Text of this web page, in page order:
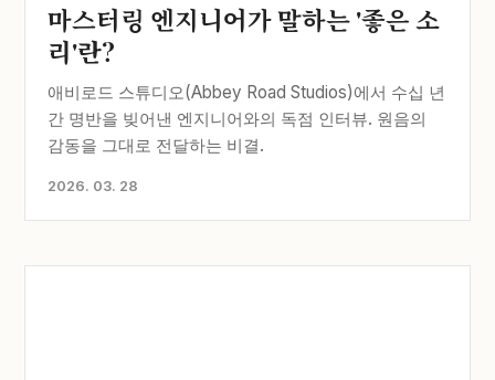
마스터링 엔지니어가 말하는 '좋은 소
리'란?
애비로드 스튜디오(Abbey Road Studios)에서 수십 년
간 명반을 빚어낸 엔지니어와의 독점 인터뷰. 원음의
감동을 그대로 전달하는 비결.
2026. 03. 28